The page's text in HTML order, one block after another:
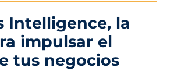
Intelligence, la
impulsar el
tus negocios